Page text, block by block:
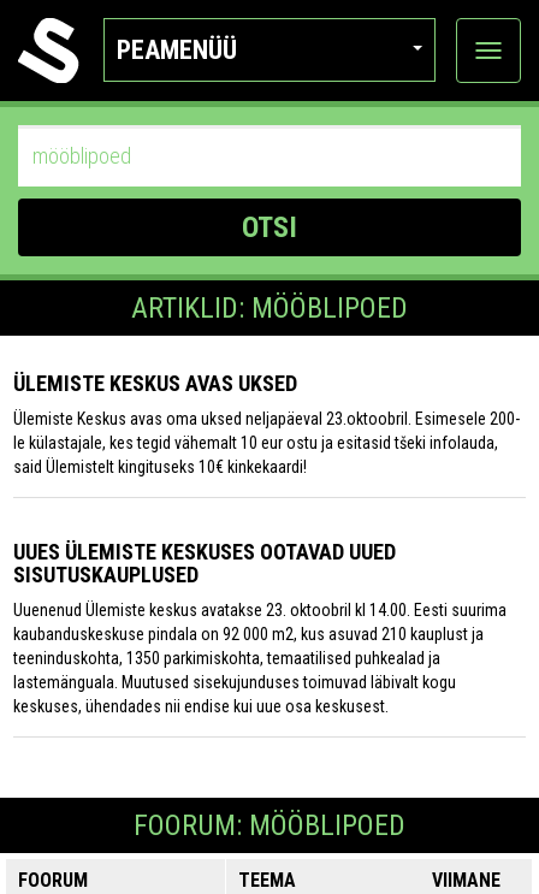
PEAMENÜÜ
Ava
OTSI
ARTIKLID: MÖÖBLIPOED
ÜLEMISTE KESKUS AVAS UKSED
Ülemiste Keskus avas oma uksed neljapäeval 23.oktoobril. Esimesele 200-
le külastajale, kes tegid vähemalt 10 eur ostu ja esitasid tšeki infolauda,
said Ülemistelt kingituseks 10€ kinkekaardi!
UUES ÜLEMISTE KESKUSES OOTAVAD UUED
SISUTUSKAUPLUSED
Uuenenud Ülemiste keskus avatakse 23. oktoobril kl 14.00. Eesti suurima
kaubanduskeskuse pindala on 92 000 m2, kus asuvad 210 kauplust ja
teeninduskohta, 1350 parkimiskohta, temaatilised puhkealad ja
lastemänguala. Muutused sisekujunduses toimuvad läbivalt kogu
keskuses, ühendades nii endise kui uue osa keskusest.
FOORUM: MÖÖBLIPOED
FOORUM TEEMA
VIIMANE